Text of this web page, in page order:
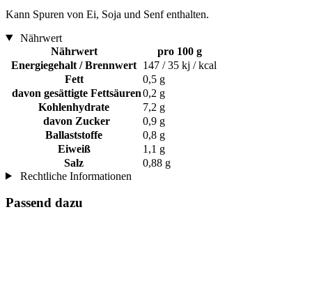
Kann Spuren von Ei, Soja und Senf enthalten.
Nährwert
Nährwert
pro 100 g
Energiegehalt / Brennwert 147 / 35 kj / kcal
Fett
0,5 g
davon gesättigte Fettsäuren0,2 g
Kohlenhydrate
7,2 g
davon Zucker
0,9 g
Ballaststoffe
0,8 g
Eiweiß
1,1 g
Salz
0,88 g
Rechtliche Informationen
Passend dazu